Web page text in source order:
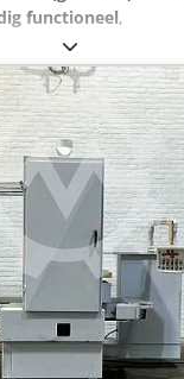
functioneel,
291/01
, draaidiameter
250 mm,
tussen de
Draaidiameter
het kruisstuk: 290
2 – 2.800 omw/min
Hartafstand: 250
mm Bedbreedte:
Besturing: Teach-in
kW Afmetingen en
(l × b
Documentatie